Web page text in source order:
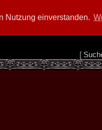
Nutzung einverstanden.
[